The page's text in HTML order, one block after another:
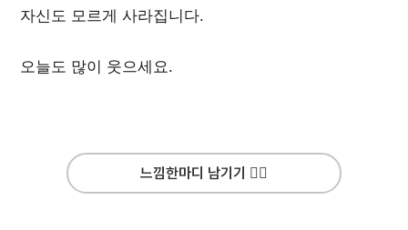
자신도 모르게 사라집니다.
오늘도 많이 웃으세요.
느낌한마디 남기기 ✍🏻